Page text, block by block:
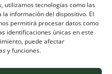
utilizamos tecnologías como las
información del dispositivo. El
permitirá procesar datos como
identificaciones únicas en este
puede afectar
y funciones.